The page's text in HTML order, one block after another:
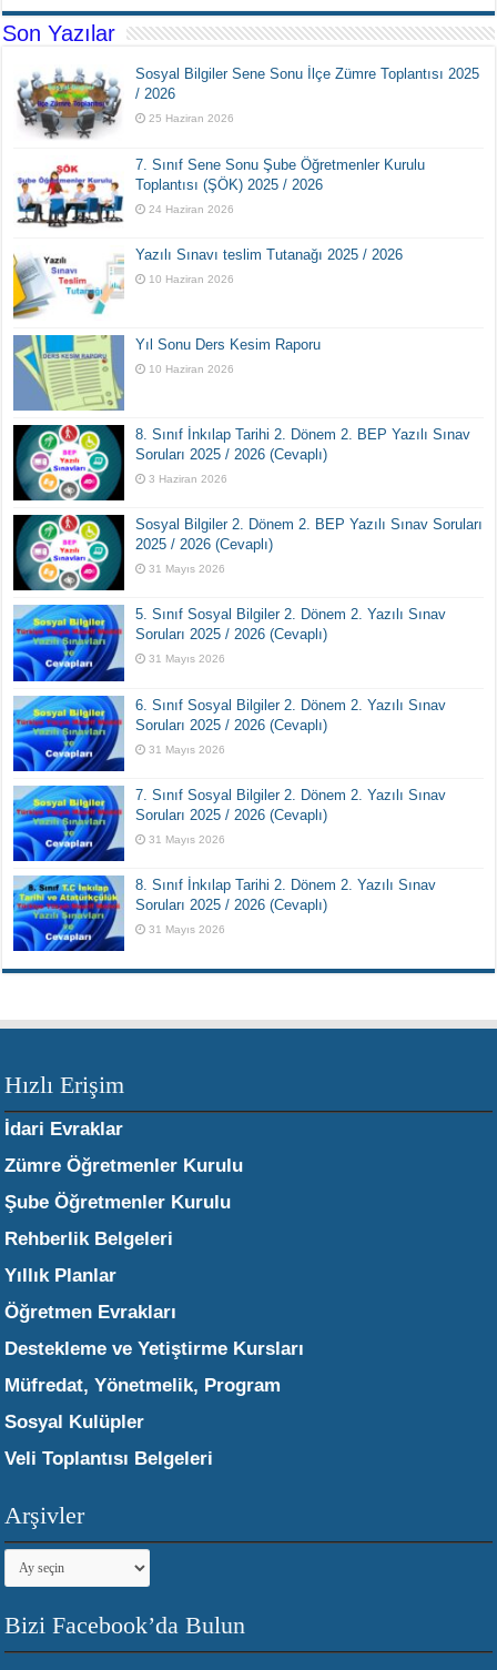
Son Yazılar
Sosyal Bilgiler Sene Sonu İlçe Zümre Toplantısı 2025
/ 2026
25 Haziran 2026
7. Sınıf Sene Sonu Şube Öğretmenler Kurulu
Toplantısı (ŞÖK) 2025 / 2026
24 Haziran 2026
Yazılı Sınavı teslim Tutanağı 2025 / 2026
10 Haziran 2026
Yıl Sonu Ders Kesim Raporu
10 Haziran 2026
8. Sınıf İnkılap Tarihi 2. Dönem 2. BEP Yazılı Sınav
Soruları 2025 / 2026 (Cevaplı)
3 Haziran 2026
Sosyal Bilgiler 2. Dönem 2. BEP Yazılı Sınav Soruları
2025 / 2026 (Cevaplı)
31 Mayıs 2026
5. Sınıf Sosyal Bilgiler 2. Dönem 2. Yazılı Sınav
Soruları 2025 / 2026 (Cevaplı)
31 Mayıs 2026
6. Sınıf Sosyal Bilgiler 2. Dönem 2. Yazılı Sınav
Soruları 2025 / 2026 (Cevaplı)
31 Mayıs 2026
7. Sınıf Sosyal Bilgiler 2. Dönem 2. Yazılı Sınav
Soruları 2025 / 2026 (Cevaplı)
31 Mayıs 2026
8. Sınıf İnkılap Tarihi 2. Dönem 2. Yazılı Sınav
Soruları 2025 / 2026 (Cevaplı)
31 Mayıs 2026
Hızlı Erişim
İdari Evraklar
Zümre Öğretmenler Kurulu
Şube Öğretmenler Kurulu
Rehberlik Belgeleri
Yıllık Planlar
Öğretmen Evrakları
Destekleme ve Yetiştirme Kursları
Müfredat, Yönetmelik, Program
Sosyal Kulüpler
Veli Toplantısı Belgeleri
Arşivler
Arşivler
Bizi Facebook’da Bulun